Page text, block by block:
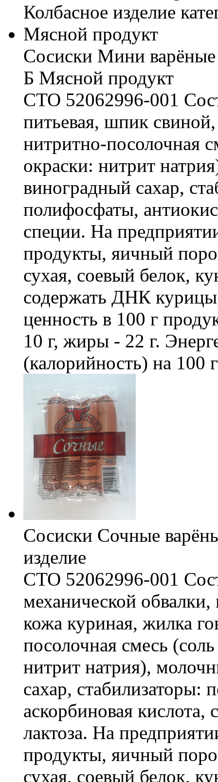
Сосиски Мини варёные
Б Мясной продукт
СТО 52062996-001
питьевая, шпик
нитритно-посолочная
окраски: нитрит
виноградный сахар,
полифосфаты,
специи. На
продукты, яичный
сухая, соевый белок,
содержать ДНК
ценность в 100 г
10 г, жиры - 22 г.
(калорийность) на 100
Сосиски Сочные
изделие
СТО 52062996-001
механической
кожа куриная, жилка
посолочная смесь
нитрит натрия),
сахар, стабилизаторы:
аскорбиновая кислота,
лактоза. На
продукты, яичный
сухая, соевый белок,